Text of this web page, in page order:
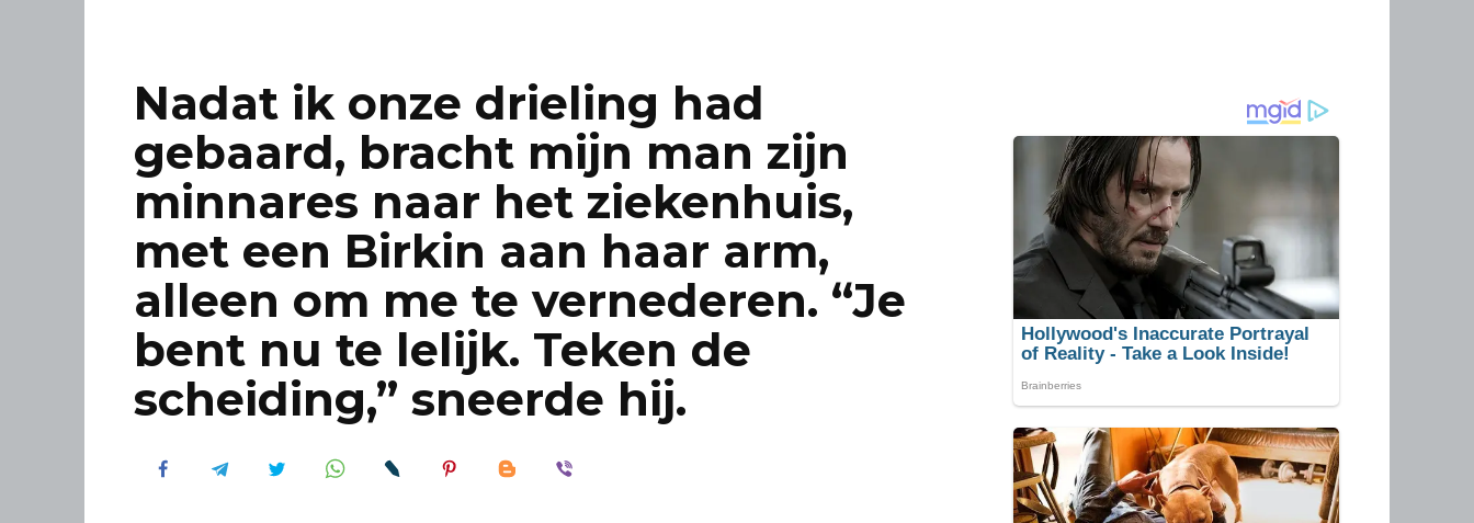
Nadat ik onze drieling had
gebaard, bracht mijn man zijn
minnares naar het ziekenhuis,
met een Birkin aan haar arm,
alleen om me te vernederen. “Je
bent nu te lelijk. Teken de
scheiding,” sneerde hij.